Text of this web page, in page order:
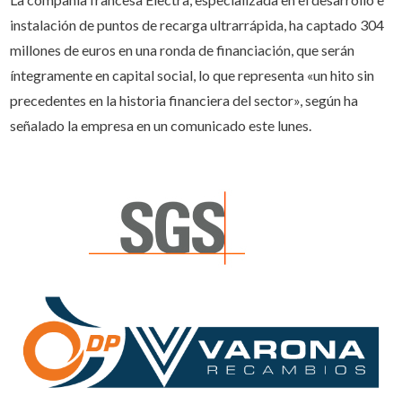
instalación de puntos de recarga ultrarrápida, ha captado 304
millones de euros en una ronda de financiación, que serán
íntegramente en capital social, lo que representa «un hito sin
precedentes en la historia financiera del sector», según ha
señalado la empresa en un comunicado este lunes.